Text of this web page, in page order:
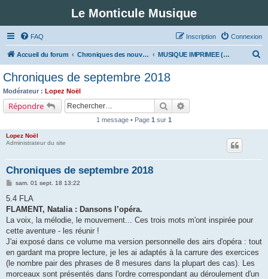
Le Monticule Musique
FAQ Connexion
Inscription
Accueil du forum Chroniques des nouveautés musicales : Pour voir les visuels des notices vous devez vous enregistrer. MUSIQUE IMPRIMEE (Classe 5 - Musiques fonctionnelles)
Chroniques de septembre 2018
Modérateur : Lopez Noël
Répondre Rechercher
1 message • Page 1 sur 1
Lopez Noël
Administrateur du site
Chroniques de septembre 2018
M
s
a
g
sam. 01 sept. 18 13:22
5.4 FLA
FLAMENT, Natalia : Dansons l’opéra.
La voix, la mélodie, le mouvement... Ces trois mots m'ont inspirée pour
cette aventure - les réunir !
J'ai exposé dans ce volume ma version personnelle des airs d'opéra : tout
en gardant ma propre lecture, je les ai adaptés à la carrure des exercices
(le nombre pair des phrases de 8 mesures dans la plupart des cas). Les
morceaux sont présentés dans l'ordre correspondant au déroulement d'un